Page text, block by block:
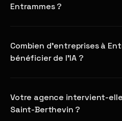
Entrammes ?
Combien d'entreprises à
bénéficier de l'IA ?
Votre agence intervient-
Saint-Berthevin ?